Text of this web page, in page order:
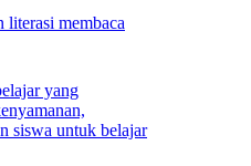
literasi membaca
yang
siswa untuk belajar